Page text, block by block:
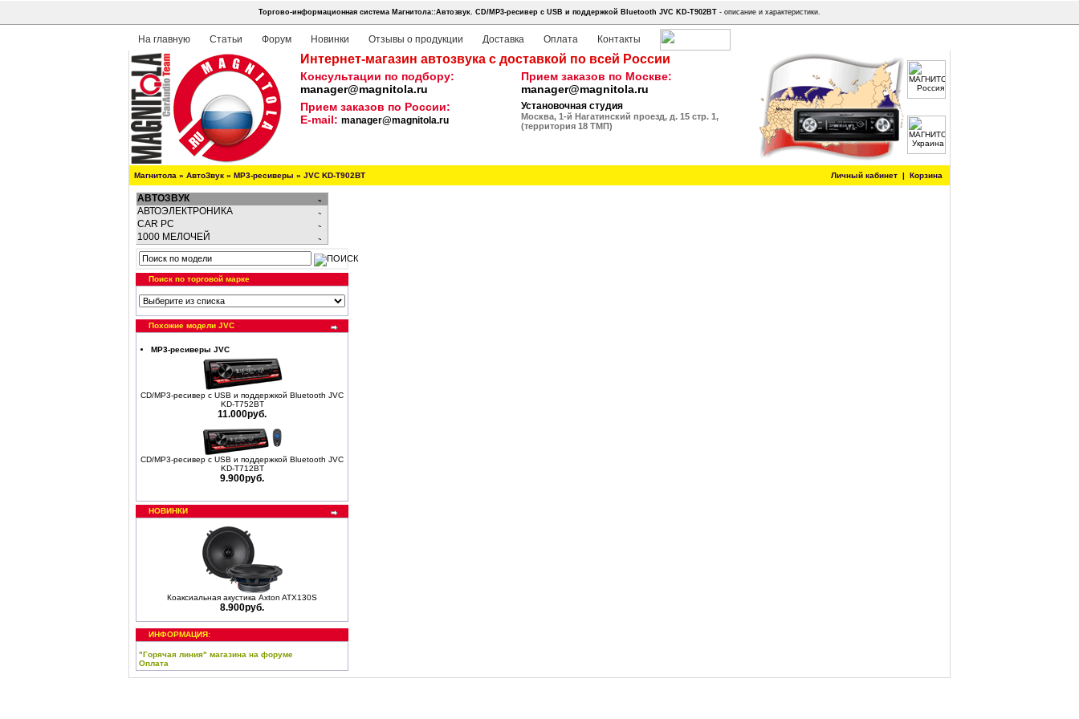
Торгово-информационная система Магнитола::Автозвук. CD/MP3-ресивер с USB и поддержкой Bluetooth JVC KD-T902BT - описание и характеристики.
На главную Статьи Форум Новинки Отзывы о продукции Доставка Оплата Контакты
Интернет-магазин автозвука с доставкой по всей России
Консультации по подбору:
manager@magnitola.ru
Прием заказов по Москве:
manager@magnitola.ru
Прием заказов по России:
E-mail: manager@magnitola.ru
Установочная студия
Москва, 1-й Нагатинский проезд, д. 15 стр. 1,
(территория 18 ТМП)
Магнитола » АвтоЗвук » MP3-ресиверы » JVC KD-T902BT Личный кабинет | Корзина
АВТОЗВУК
АВТОЭЛЕКТРОНИКА
CAR PC
1000 МЕЛОЧЕЙ
Поиск по торговой марке
Похожие модели JVC
MP3-ресиверы JVC
CD/MP3-ресивер с USB и поддержкой Bluetooth JVC
KD-T752BT
11.000руб.
CD/MP3-ресивер с USB и поддержкой Bluetooth JVC
KD-T712BT
9.900руб.
НОВИНКИ
Коаксиальная акустика Axton ATX130S
8.900руб.
ИНФОРМАЦИЯ:
"Горячая линия" магазина на форуме
Оплата